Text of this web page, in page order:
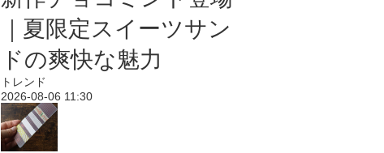
｜夏限定スイーツサン
ドの爽快な魅力
トレンド
2026-08-06 11:30